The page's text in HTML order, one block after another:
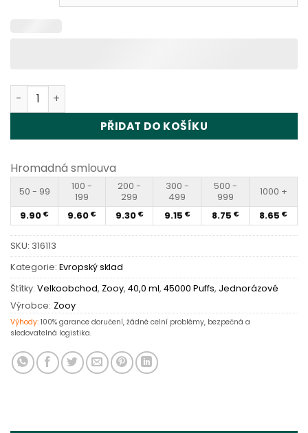
Zooy Zero 45000 Puffs Disposable Vape Wholesale
PŘIDAT DO KOŠÍKU
Hromadná smlouva
50 - 99
100 -
199
200 -
299
300 -
499
500 -
999
1000 +
9.90 € 9.60 € 9.30 € 9.15 € 8.75 € 8.65 €
SKU: 316113
Kategorie: Evropský sklad
Štítky: Velkoobchod, Zooy, 40,0 ml, 45000 Puffs, Jednorázové
Výrobce: Zooy
Výhody: 100% garance doručení, žádné celní problémy, bezpečná a
sledovatelná logistika.